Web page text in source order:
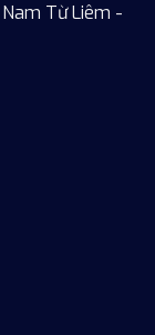
Từ Liêm -